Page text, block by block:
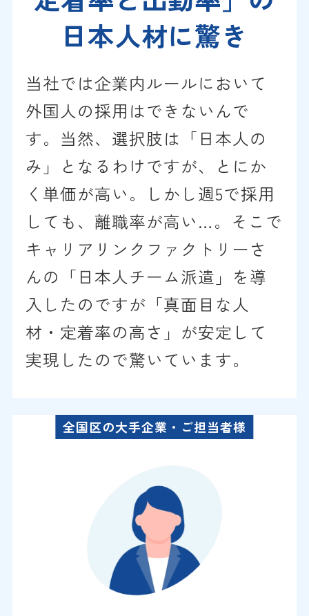
日本人材に驚き
当社では企業内ルールにおいて
外国人の採用はできないんで
す。当然、選択肢は「日本人の
み」となるわけですが、とにか
く単価が高い。しかし週5で採用
しても、離職率が高い…。そこで
キャリアリンクファクトリーさ
んの「日本人チーム派遣」を導
入したのですが「真面目な人
材・定着率の高さ」が安定して
実現したので驚いています。
全国区の大手企業・ご担当者様